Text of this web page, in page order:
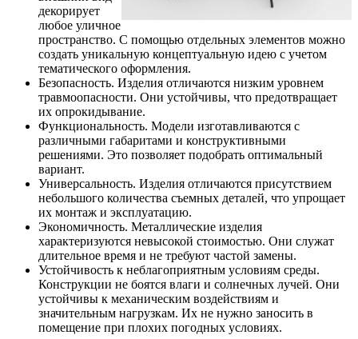
декорирует
любое уличное
пространство. С помощью отдельных элементов можно
создать уникальную концептуальную идею с учетом
тематического оформления.
Безопасность. Изделия отличаются низким уровнем
травмоопасности. Они устойчивы, что предотвращает
их опрокидывание.
Функциональность. Модели изготавливаются с
различными габаритами и конструктивными
решениями. Это позволяет подобрать оптимальный
вариант.
Универсальность. Изделия отличаются присутствием
небольшого количества съемных деталей, что упрощает
их монтаж и эксплуатацию.
Экономичность. Металлические изделия
характеризуются невысокой стоимостью. Они служат
длительное время и не требуют частой замены.
Устойчивость к неблагоприятным условиям среды.
Конструкции не боятся влаги и солнечных лучей. Они
устойчивы к механическим воздействиям и
значительным нагрузкам. Их не нужно заносить в
помещение при плохих погодных условиях.